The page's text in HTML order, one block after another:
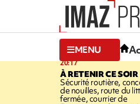
MENU
20:17
À RETENIR CE SOIR
Sécurité routière,
de nouilles, route du
fermée, courrier de